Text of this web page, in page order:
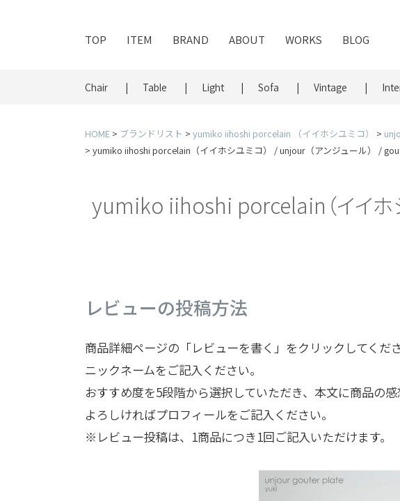
TOP ITEM BRAND ABOUT WORKS BLOG
Chair Table Light Sofa Vintage
HOME ブランドリスト yumiko iihoshi porcelain （イイホシユミコ）
yumiko iihoshi porcelain（イイホシユミコ） / unjour（アンジュール） /
yumiko iihoshi porcelain（イイホ
レビューの投稿方法
商品詳細ページの「レビューを書く」をクリックしてくださ
ニックネームをご記入ください。
おすすめ度を5段階から選択していただき、本文に商品の
よろしければプロフィールをご記入ください。
※レビュー投稿は、1商品につき1回ご記入いただけます。